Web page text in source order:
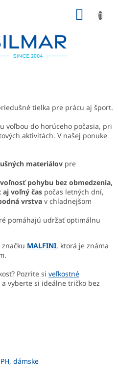
tielka pre prácu aj šport.
voľbou do horúceho počasia, pri
aktivitách. V našej ponuke
materiálov pre
voľnosť pohybu bez obmedzenia,
aj voľný čas počas letných dní,
vrstva v chladnejšom
pomáhajú udržať optimálnu
MALFINI, ktorá je známa
Pozrite si veľkostné
vyberte si ideálne tričko bez
dámske